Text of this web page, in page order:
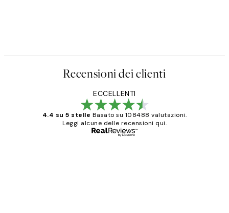
Recensioni dei clienti
ECCELLENTI
4.4 su 5 stelle Basato su 108488 valutazioni.
Leggi alcune delle recensioni qui.